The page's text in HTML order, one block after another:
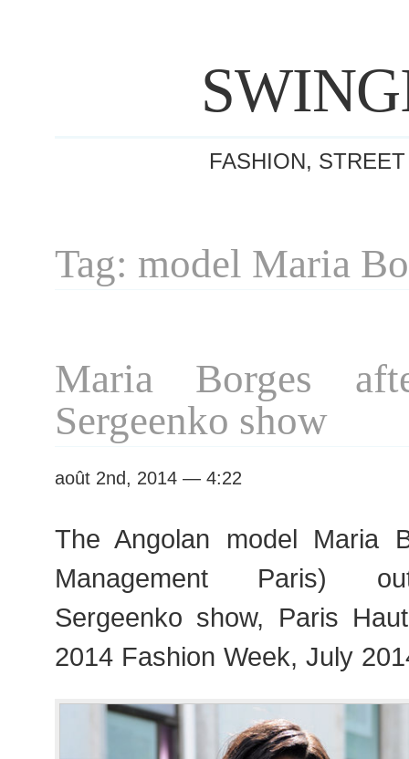
FASHION,
Tag: model Maria
Maria Borges
Sergeenko show
août 2nd, 2014 — 4:22
The Angolan model Maria
Management Paris)
Sergeenko show, Paris
2014 Fashion Week, July